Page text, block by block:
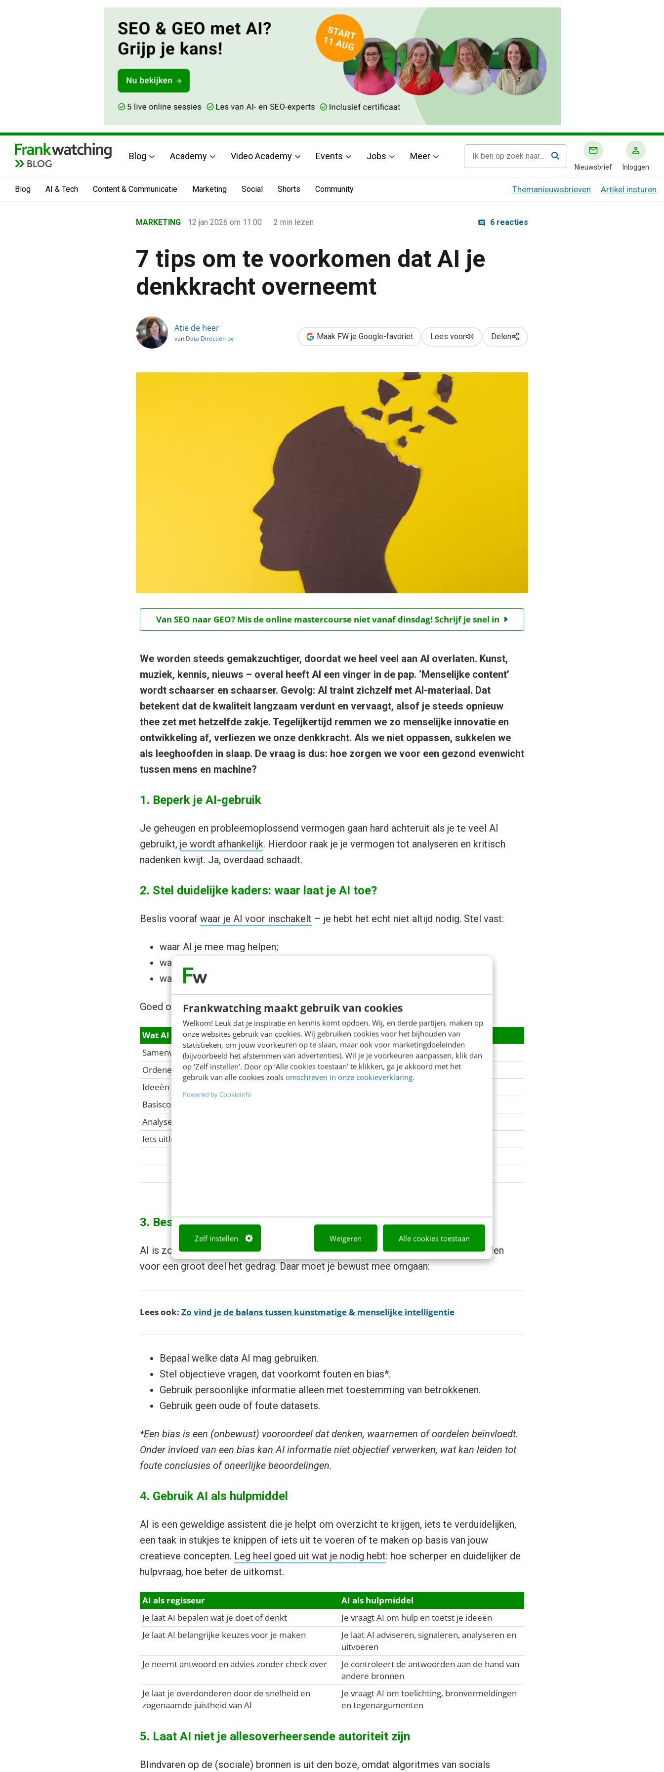
Frankwatching maakt gebruik van cookies
Welkom! Leuk dat je inspiratie en kennis komt opdoen. Wij, en derde partijen, maken op
onze websites gebruik van cookies. Wij gebruiken cookies voor het bijhouden van
statistieken, om jouw voorkeuren op te slaan, maar ook voor marketingdoeleinden
(bijvoorbeeld het afstemmen van advertenties). Wil je je voorkeuren aanpassen, klik dan
op ‘Zelf instellen’. Door op ‘Alle cookies toestaan’ te klikken, ga je akkoord met het
gebruik van alle cookies zoals omschreven in onze cookieverklaring.
Powered by CookieInfo
Zelf instellen Weigeren Alle cookies toestaan
BLOG
Blog Academy Video Academy Events Jobs Meer
Nieuwsbrief Inloggen
Blog AI & Tech Content & Communicatie Marketing Social Shorts Community Themanieuwsbrieven Artikel insturen
›
Marketing
›
MARKETING 12 jan 2026 om 11:00 2 min lezen 6 reacties
7 tips om te voorkomen dat AI je
denkkracht overneemt
Atie de heer
van Data Direction bv Maak FW je Google-favoriet Lees voor Delen
Van SEO naar GEO? Mis de online mastercourse niet vanaf dinsdag! Schrijf je snel in
We worden steeds gemakzuchtiger, doordat we heel veel aan AI overlaten. Kunst,
muziek, kennis, nieuws – overal heeft AI een vinger in de pap. ‘Menselijke content’
wordt schaarser en schaarser. Gevolg: AI traint zichzelf met AI-materiaal. Dat
betekent dat de kwaliteit langzaam verdunt en vervaagt, alsof je steeds opnieuw
thee zet met hetzelfde zakje. Tegelijkertijd remmen we zo menselijke innovatie en
ontwikkeling af, verliezen we onze denkkracht. Als we niet oppassen, sukkelen we
als leeghoofden in slaap. De vraag is dus: hoe zorgen we voor een gezond evenwicht
tussen mens en machine?
1. Beperk je AI-gebruik
Je geheugen en probleemoplossend vermogen gaan hard achteruit als je te veel AI
gebruikt, je wordt afhankelijk. Hierdoor raak je je vermogen tot analyseren en kritisch
nadenken kwijt. Ja, overdaad schaadt.
2. Stel duidelijke kaders: waar laat je AI toe?
Beslis vooraf waar je AI voor inschakelt – je hebt het echt niet altijd nodig. Stel vast:
waar AI je mee mag helpen;
wat je AI niet toevertrouwt;
waarover je zelf wil nadenken.
Goed om te weten: AI is niet overal even goed in.
Wat AI goed kan
Wat AI niet goed kan
Samenvatten
Emoties aanvoelen
Ordenen
Teksten aantrekkelijk maken
Ideeën generen
Basiscontent maken
Analyseren
Iets uitleggen
3. Beslis welke data AI krijgt – en welke vooral niet
AI is zo goed als de data die we er zelf in stoppen. De input en vraagstelling bepalen
voor een groot deel het gedrag. Daar moet je bewust mee omgaan:
Lees ook: Zo vind je de balans tussen kunstmatige & menselijke intelligentie
Bepaal welke data AI mag gebruiken.
Stel objectieve vragen, dat voorkomt fouten en bias*.
Gebruik persoonlijke informatie alleen met toestemming van betrokkenen.
Gebruik geen oude of foute datasets.
*Een bias is een (onbewust) vooroordeel dat denken, waarnemen of oordelen beïnvloedt.
Onder invloed van een bias kan AI informatie niet objectief verwerken, wat kan leiden tot
foute conclusies of oneerlijke beoordelingen.
4. Gebruik AI als hulpmiddel
AI is een geweldige assistent die je helpt om overzicht te krijgen, iets te verduidelijken,
een taak in stukjes te knippen of iets uit te voeren of te maken op basis van jouw
creatieve concepten. Leg heel goed uit wat je nodig hebt: hoe scherper en duidelijker de
hulpvraag, hoe beter de uitkomst.
AI als regisseur
AI als hulpmiddel
Je laat AI bepalen wat je doet of denkt
Je vraagt AI om hulp en toetst je ideeën
Je laat AI belangrijke keuzes voor je maken
Je laat AI adviseren, signaleren, analyseren en
uitvoeren
Je neemt antwoord en advies zonder check over
Je controleert de antwoorden aan de hand van
andere bronnen
Je laat je overdonderen door de snelheid en
zogenaamde juistheid van AI
Je vraagt AI om toelichting, bronvermeldingen
en tegenargumenten
5. Laat AI niet je allesoverheersende autoriteit zijn
Blindvaren op de (sociale) bronnen is uit den boze, omdat algoritmes van socials